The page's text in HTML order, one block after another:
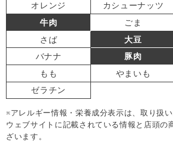
オレンジ
カシューナッツ
牛肉
ごま
さば
大豆
バナナ
豚肉
もも
やまいも
ゼラチン
※アレルギー情報・栄養成分表示は、取り扱
ウェブサイトに記載されている情報と店頭の
ざいます。